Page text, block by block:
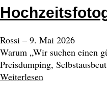
Rossi – 9. Mai 2026
Warum „Wir suchen einen
Preisdumping,
Weiterlesen